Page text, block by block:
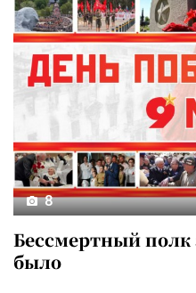
8
Бессмертный полк
было